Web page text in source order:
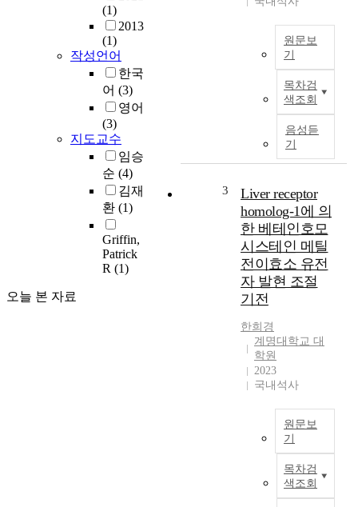
(1)
2013
(1)
작성언어
한국
어 (3)
영어
(3)
지도교수
임승
순 (4)
김재
환 (1)
Griffin,
Patrick
R (1)
오늘 본 자료
대
원문보
기
목차검
색조회
음성듣
기
3
Liver receptor
homolog-1에 의
한 베테인호모
시스테인 메틸
전이효소 유전
자 발현 조절
기전
한희경
계명대학교 대
학원
2023
국내석사
원문보
기
목차검
색조회